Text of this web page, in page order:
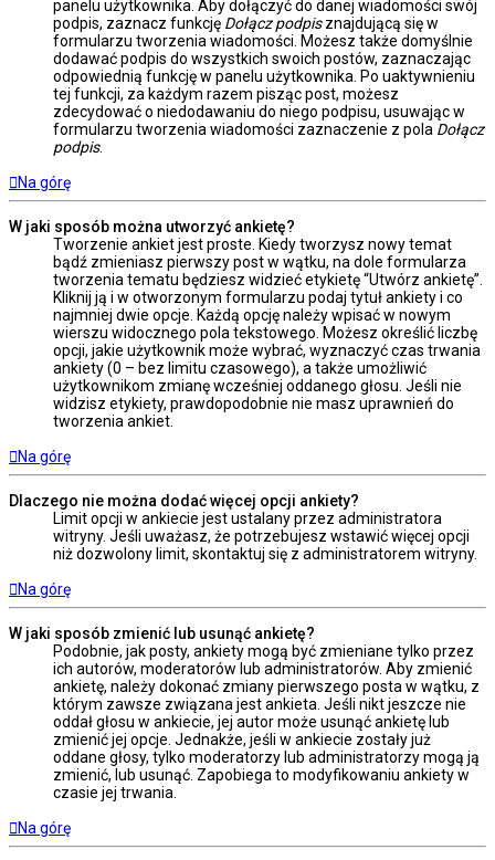
panelu użytkownika. Aby dołączyć do danej wiadomości swój
podpis, zaznacz funkcję Dołącz podpisznajdującą się w
formularzu tworzenia wiadomości. Możesz także domyślnie
dodawać podpis do wszystkich swoich postów, zaznaczając
odpowiednią funkcję w panelu użytkownika. Po uaktywnieniu
tej funkcji, za każdym razem pisząc post, możesz
zdecydować o niedodawaniu do niego podpisu, usuwając w
formularzu tworzenia wiadomości zaznaczenie z pola Dołącz
podpis.
Na górę
W jaki sposób można utworzyć ankietę?
Tworzenie ankiet jest proste. Kiedy tworzysz nowy temat
bądź zmieniasz pierwszy post w wątku, na dole formularza
tworzenia tematu będziesz widzieć etykietę “Utwórz ankietę”.
Kliknij ją i w otworzonym formularzu podaj tytuł ankiety i co
najmniej dwie opcje. Każdą opcję należy wpisać w nowym
wierszu widocznego pola tekstowego. Możesz określić liczbę
opcji, jakie użytkownik może wybrać, wyznaczyć czas trwania
ankiety (0 – bez limitu czasowego), a także umożliwić
użytkownikom zmianę wcześniej oddanego głosu. Jeśli nie
widzisz etykiety, prawdopodobnie nie masz uprawnień do
tworzenia ankiet.
Na górę
Dlaczego nie można dodać więcej opcji ankiety?
Limit opcji w ankiecie jest ustalany przez administratora
witryny. Jeśli uważasz, że potrzebujesz wstawić więcej opcji
niż dozwolony limit, skontaktuj się z administratorem witryny.
Na górę
W jaki sposób zmienić lub usunąć ankietę?
Podobnie, jak posty, ankiety mogą być zmieniane tylko przez
ich autorów, moderatorów lub administratorów. Aby zmienić
ankietę, należy dokonać zmiany pierwszego posta w wątku, z
którym zawsze związana jest ankieta. Jeśli nikt jeszcze nie
oddał głosu w ankiecie, jej autor może usunąć ankietę lub
zmienić jej opcje. Jednakże, jeśli w ankiecie zostały już
oddane głosy, tylko moderatorzy lub administratorzy mogą ją
zmienić, lub usunąć. Zapobiega to modyfikowaniu ankiety w
czasie jej trwania.
Na górę